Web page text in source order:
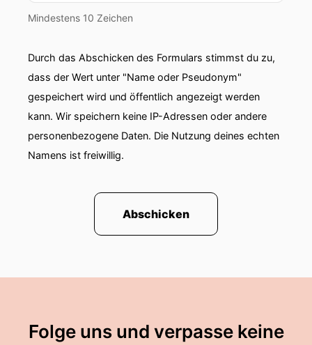
Mindestens 10 Zeichen
Durch das Abschicken des Formulars stimmst du zu,
dass der Wert unter "Name oder Pseudonym"
gespeichert wird und öffentlich angezeigt werden
kann. Wir speichern keine IP-Adressen oder andere
personenbezogene Daten. Die Nutzung deines echten
Namens ist freiwillig.
Abschicken
Folge uns und verpasse keine